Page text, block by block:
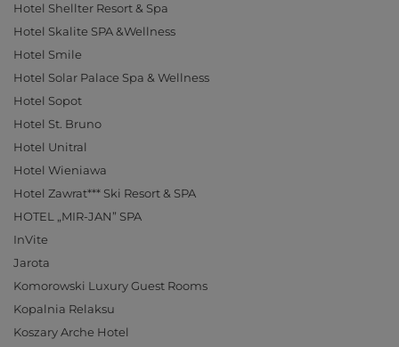
Hotel Shellter Resort & Spa
Hotel Skalite SPA &Wellness
Hotel Smile
Hotel Solar Palace Spa & Wellness
Hotel Sopot
Hotel St. Bruno
Hotel Unitral
Hotel Wieniawa
Hotel Zawrat*** Ski Resort & SPA
HOTEL „MIR-JAN” SPA
InVite
Jarota
Komorowski Luxury Guest Rooms
Kopalnia Relaksu
Koszary Arche Hotel